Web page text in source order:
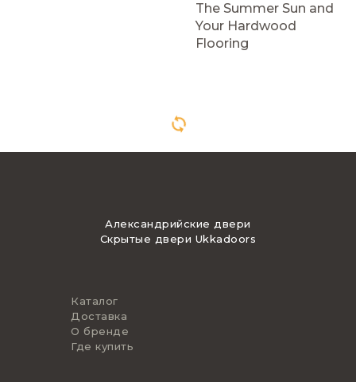
The Summer Sun and
Your Hardwood
Flooring
Александрийские двери
Скрытые двери Ukkadoors
Каталог
Доставка
О бренде
Где купить